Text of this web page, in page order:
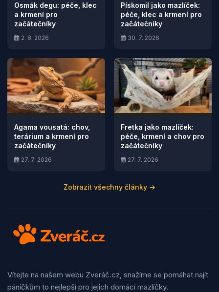
Osmák degu: péče, klec
a krmení pro
začátečníky
2. 8. 2026
Pískomil jako mazlíček:
péče, klec a krmení pro
začátečníky
30. 7. 2026
Agama vousatá: chov,
terárium a krmení pro
začátečníky
27. 7. 2026
Fretka jako mazlíček:
péče, krmení a chov pro
začátečníky
27. 7. 2026
Zobrazit všechny články →
Vítejte na našem webu Zveráč.cz, snažíme se pomáhat najít
páníčkům to nejlepší pro jejich domácí mazlíčky.